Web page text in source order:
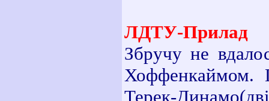
ЛДТУ-
Збручу не
Хоффенкаймом.
Терек-